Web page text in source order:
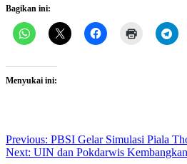
Bagikan ini:
Menyukai ini:
Post
Previous: PBSI Gelar Simulasi Piala
Next: UIN dan Pokdarwis